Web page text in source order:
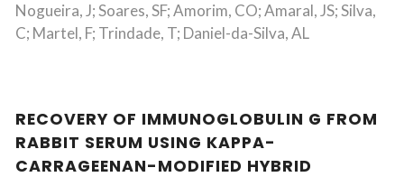
Nogueira, J; Soares, SF; Amorim, CO; Amaral, JS; Silva,
C; Martel, F; Trindade, T; Daniel-da-Silva, AL
RECOVERY OF IMMUNOGLOBULIN G FROM
RABBIT SERUM USING KAPPA-
CARRAGEENAN-MODIFIED HYBRID